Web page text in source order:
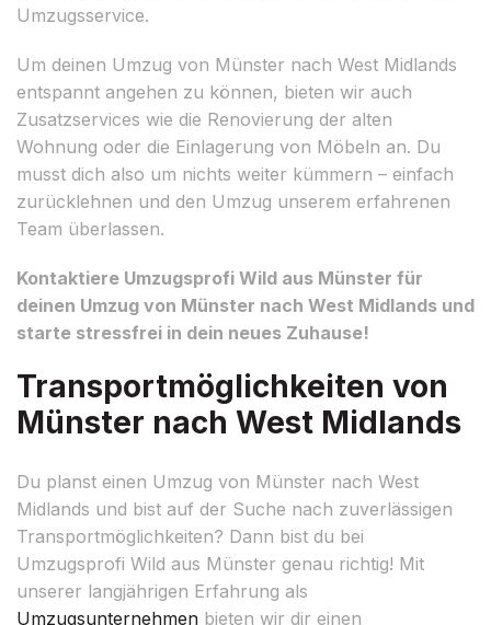
Umzugsservice.
Um deinen Umzug von Münster nach West Midlands
entspannt angehen zu können, bieten wir auch
Zusatzservices wie die Renovierung der alten
Wohnung oder die Einlagerung von Möbeln an. Du
musst dich also um nichts weiter kümmern – einfach
zurücklehnen und den Umzug unserem erfahrenen
Team überlassen.
Kontaktiere Umzugsprofi Wild aus Münster für
deinen Umzug von Münster nach West Midlands und
starte stressfrei in dein neues Zuhause!
Transportmöglichkeiten von
Münster nach West Midlands
Du planst einen Umzug von Münster nach West
Midlands und bist auf der Suche nach zuverlässigen
Transportmöglichkeiten? Dann bist du bei
Umzugsprofi Wild aus Münster genau richtig! Mit
unserer langjährigen Erfahrung als
Umzugsunternehmen bieten wir dir einen